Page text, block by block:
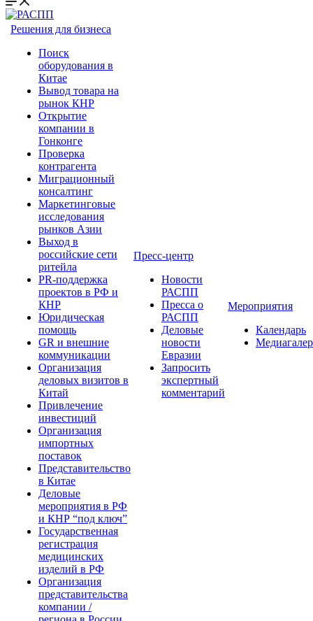
Решения для бизнеса
Поиск
оборудования в
Китае
Вывод товара на
рынок КНР
Открытие
компании в
Гонконге
Проверка
контрагента
Миграционный
консалтинг
Маркетинговые
исследования
рынков Азии
Выход в
российские сети
ритейла
PR-поддержка
проектов в РФ и
КНР
Юридическая
помощь
GR и внешние
коммуникации
Организация
деловых визитов в
Китай
Привлечение
инвестиций
Организация
импортных
поставок
Представительство
в Китае
Деловые
мероприятия в РФ
и КНР “под ключ”
Государственная
регистрация
медицинских
изделий в РФ
Организация
представительства
компании /
Пресс-центр
Новости
РАСПП
Пресса о
РАСПП
Деловые
новости
Евразии
Запросить
экспертный
комментарий
Мероприятия
Календарь